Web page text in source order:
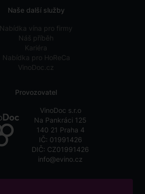
Naše další služby
Nabídka vína pro firmy
Náš příběh
Kariéra
Nabídka pro HoReCa
VinoDoc.cz
Provozovatel
VinoDoc s.r.o
Na Pankráci 125
140 21 Praha 4
IČ: 01991426
DIČ: CZ01991426
info@evino.cz